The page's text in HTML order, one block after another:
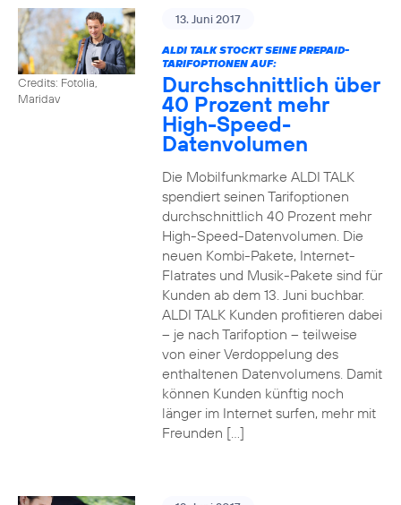
Credits: Fotolia,
Maridav
13. Juni 2017
ALDI TALK STOCKT SEINE PREPAID-
TARIFOPTIONEN AUF:
Durchschnittlich über
40 Prozent mehr
High-Speed-
Datenvolumen
Die Mobilfunkmarke ALDI TALK
spendiert seinen Tarifoptionen
durchschnittlich 40 Prozent mehr
High-Speed-Datenvolumen. Die
neuen Kombi-Pakete, Internet-
Flatrates und Musik-Pakete sind für
Kunden ab dem 13. Juni buchbar.
ALDI TALK Kunden profitieren dabei
– je nach Tarifoption – teilweise
von einer Verdoppelung des
enthaltenen Datenvolumens. Damit
können Kunden künftig noch
länger im Internet surfen, mehr mit
Freunden […]